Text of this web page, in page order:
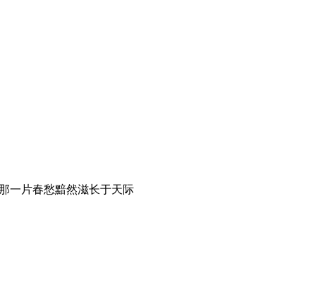
一片春愁黯然滋长于天际